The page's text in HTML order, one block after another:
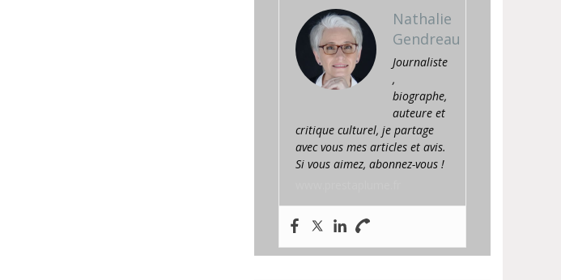
Nathalie
Gendreau
Journaliste
,
biographe,
auteure et
critique culturel, je partage
avec vous mes articles et avis.
Si vous aimez, abonnez-vous !